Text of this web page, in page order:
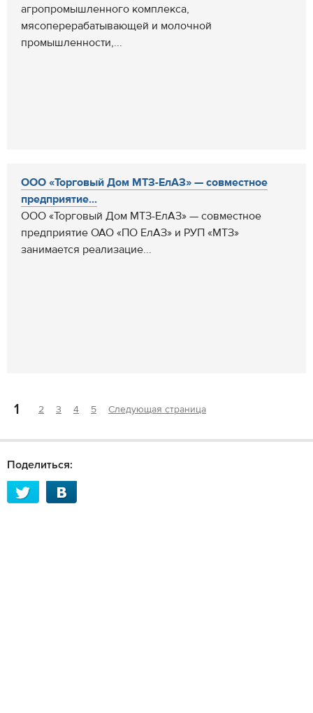
агропромышленного комплекса,
мясоперерабатывающей и молочной
промышленности,...
ООО «Торговый Дом МТЗ-ЕлАЗ» — cовместное
предприятие...
ООО «Торговый Дом МТЗ-ЕлАЗ» — cовместное
предприятие ОАО «ПО ЕлАЗ» и РУП «МТЗ»
занимается реализацие...
1 2 3 4 5 Следующая страница
Поделиться: